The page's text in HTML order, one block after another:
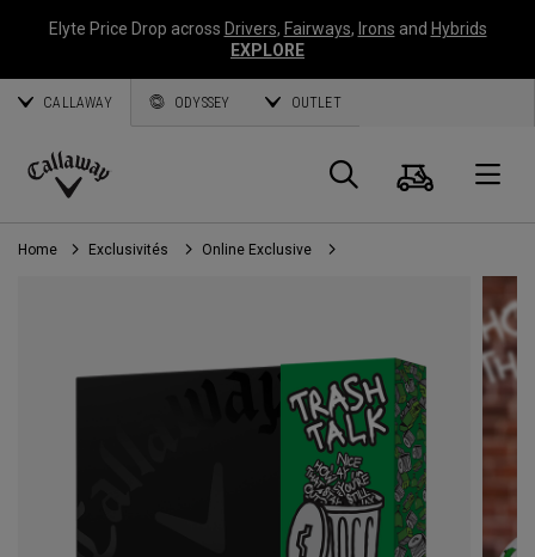
Elyte Price Drop across Drivers, Fairways, Irons and Hybrids
EXPLORE
CALLAWAY ODYSSEY OUTLET
Callaway
Golf
Panier
Home Exclusivités Online Exclusive